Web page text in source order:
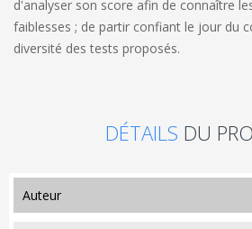
d'analyser son score afin de connaître
faiblesses ; de partir confiant le jour du
diversité des tests proposés.
DÉTAILS DU
auteur